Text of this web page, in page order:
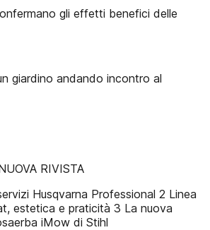
gli effetti benefici delle
giardino andando incontro al
RIVISTA
Husqvarna Professional 2 Linea
estetica e praticità 3 La nuova
iMow di Stihl